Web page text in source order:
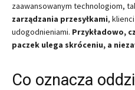
zaawansowanym technologiom,
zarządzania przesyłkami,
udogodnieniami. Przykładowo,
paczek ulega skróceniu, a
Co oznacza